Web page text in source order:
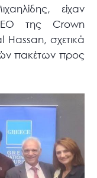
είχαν
της Crown
σχετικά
πακέτων προς